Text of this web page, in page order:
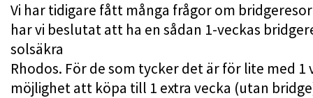
Vi har tidigare fått många frågor om
har vi beslutat att ha en sådan 1-veckas
solsäkra
Rhodos. För de som tycker det är för lite med 1
möjlighet att köpa till 1 extra vecka (utan